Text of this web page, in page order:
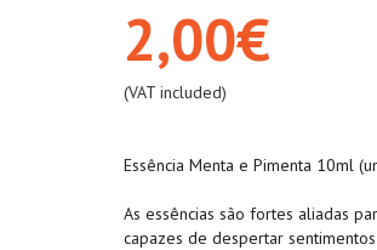
2,00€
(VAT included)
Essência Menta e Pimenta 10ml
As essências são fortes aliadas
capazes de despertar